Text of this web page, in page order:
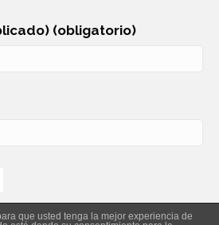
(obligatorio)
que usted tenga la mejor experiencia de